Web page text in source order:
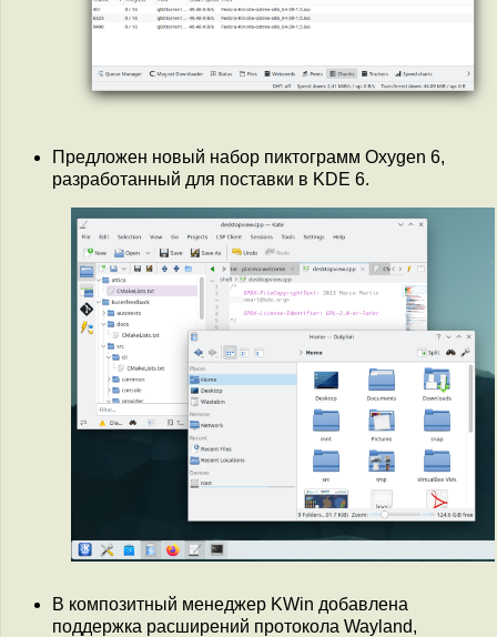
Предложен новый набор пиктограмм Oxygen 6,
разработанный для поставки в KDE 6.
В композитный менеджер KWin добавлена
поддержка расширений протокола Wayland,